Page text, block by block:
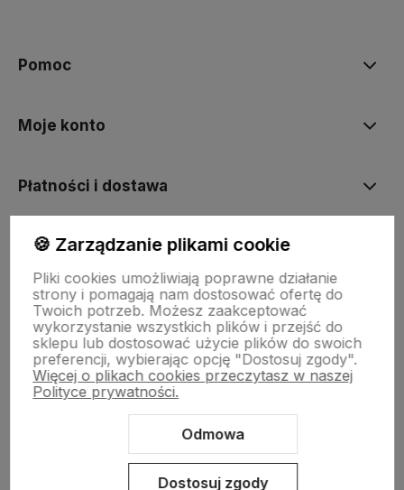
Pomoc
Moje konto
Płatności i dostawa
Informacje
O nas
Sklep internetowy Shoper Premium
Szablon Shoper Modern 3.0™
🍪 Zarządzanie plikami cookie
Pliki cookies umożliwiają poprawne działanie
strony i pomagają nam dostosować ofertę do
Twoich potrzeb. Możesz zaakceptować
wykorzystanie wszystkich plików i przejść do
sklepu lub dostosować użycie plików do swoich
preferencji, wybierając opcję "Dostosuj zgody".
Więcej o plikach cookies przeczytasz w naszej
Polityce prywatności.
Odmowa
Dostosuj zgody